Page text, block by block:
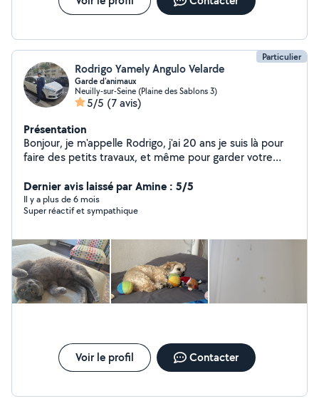
Particulier
Rodrigo Yamely Angulo Velarde
Garde d'animaux
Neuilly-sur-Seine (Plaine des Sablons 3)
5/5 (7 avis)
Présentation
Bonjour, je m'appelle Rodrigo, j'ai 20 ans je suis là pour
faire des petits travaux, et même pour garder votre
Dernier avis laissé par Amine : 5/5
Il y a plus de 6 mois
Super réactif et sympathique
Voir le profil Contacter